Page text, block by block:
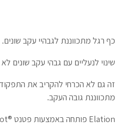
כף רגל מתכווננת לגבהיי עקב שונים.
שינוי לנעליים עם גבהי עקב שונים
זה גם לא הכרחי להקריב את
מתכווננת גובה העקב.